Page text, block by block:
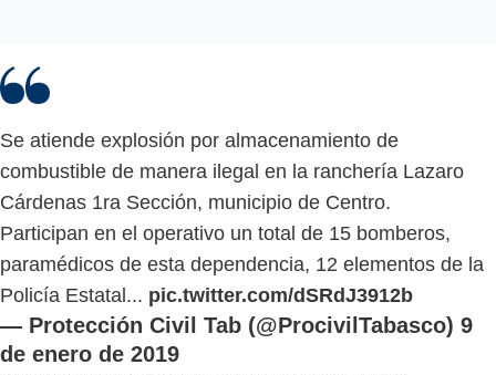
Se atiende explosión por almacenamiento de
combustible de manera ilegal en la ranchería Lazaro
Cárdenas 1ra Sección, municipio de Centro.
Participan en el operativo un total de 15 bomberos,
paramédicos de esta dependencia, 12 elementos de la
Policía Estatal... pic.twitter.com/dSRdJ3912b
— Protección Civil Tab (@ProcivilTabasco) 9
de enero de 2019